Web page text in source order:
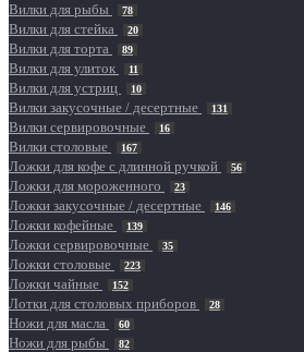
Вилки для рыбы 78
Вилки для стейка 20
Вилки для торта 89
Вилки для улиток 11
Вилки для устриц 10
Вилки закусочные / десертные 131
Вилки сервировочные 16
Вилки столовые 167
Ложки для кофе с длинной ручкой 56
Ложки для мороженного 23
Ложки закусочные / десертные 146
Ложки кофейные 139
Ложки сервировочные 35
Ложки столовые 223
Ложки чайные 152
Лотки для столовых приборов 28
Ножи для масла 60
Ножи для рыбы 82